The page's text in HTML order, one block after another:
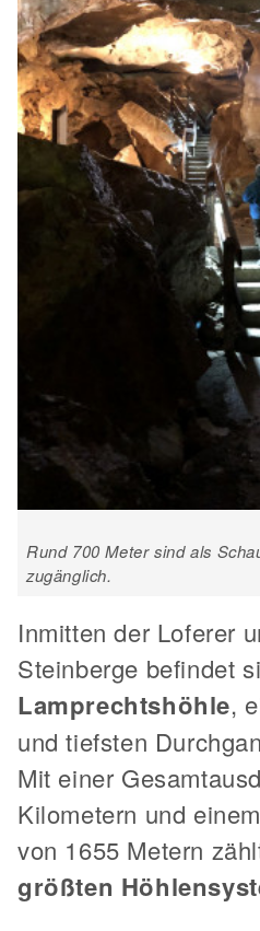
Rund 700 Meter sind als
zugänglich.
Inmitten der Loferer
Steinberge befindet
Lamprechtshöhle,
und tiefsten
Mit einer
Kilometern und
von 1655 Metern
größten